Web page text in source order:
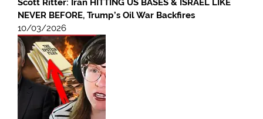
Scott Ritter: Iran HITTING US BASES & ISRAEL LIKE
NEVER BEFORE, Trump’s Oil War Backfires
10/03/2026